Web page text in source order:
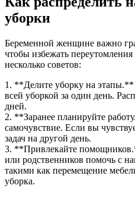
уборки
Беременной женщине важно
чтобы избежать
несколько советов:
1. **Делите уборку на этапы.**
всей уборкой за один день.
дней.
2. **Заранее планируйте
самочувствие. Если вы
задач на другой день.
3. **Привлекайте
или родственников помочь с
такими как перемещение
уборка.